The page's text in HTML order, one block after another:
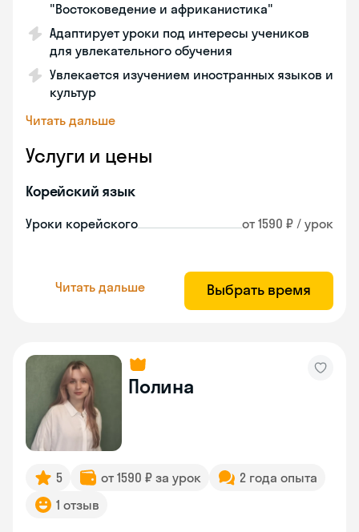
"Востоковедение и африканистика"
Адаптирует уроки под интересы учеников
для увлекательного обучения
Увлекается изучением иностранных языков и
культур
Читать дальше
Услуги и цены
Корейский язык
Уроки корейского от 1590 ₽ / урок
Читать дальше Выбрать время
Полина
5 от 1590 ₽ за урок
2 года опыта
1 отзыв